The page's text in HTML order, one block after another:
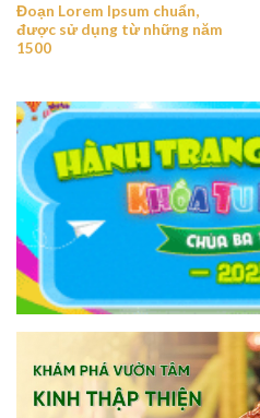
Đoạn Lorem Ipsum chuẩn,
được sử dụng từ những năm
1500